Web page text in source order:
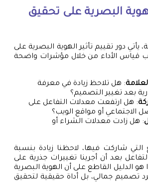
البصرية على تحقيق
يأتي دور تقييم تأثير الهوية البصرية على
قياس الأداء من خلال مؤشرات واضحة
: هل تلاحظ زيادة في معرفة
بعد تغيير التصميم؟
: هل ارتفعت معدلات التفاعل على
الاجتماعي أو مواقع الويب؟
: هل زادت معدلات الشراء أو
شاركت فيها، لاحظنا زيادة بنسبة
بعد أن أجرينا تغييرات جذرية على
هو الدليل القاطع على أن الهوية البصرية
تصميم جمالي، بل أداة حقيقية لتحقيق